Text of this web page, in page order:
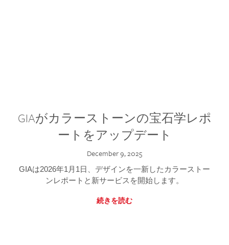
GIAがカラーストーンの宝石学レポ
ートをアップデート
December 9, 2025
GIAは2026年1月1日、デザインを一新したカラーストー
ンレポートと新サービスを開始します。
続きを読む